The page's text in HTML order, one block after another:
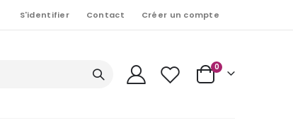
S'identifier Contact Créer un compte
Cart
0Articles